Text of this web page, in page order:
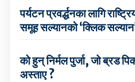
पर्यटन प्रवर्द्धनका लागि
समूह सल्यानको ‘क्लिक
को हुन् निर्मल पुर्जा, जो ब्रड
अस्ताए ?